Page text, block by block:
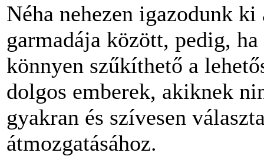
Néha nehezen igazodunk
garmadája között, pedig,
könnyen szűkíthető a
dolgos emberek, akiknek
gyakran és szívesen
átmozgatásához.